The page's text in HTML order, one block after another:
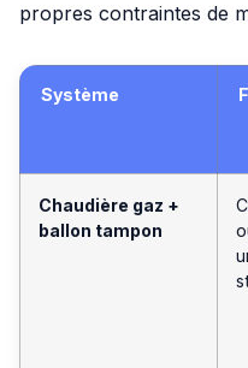
propres contraintes de
Système
Chaudière gaz +
ballon tampon